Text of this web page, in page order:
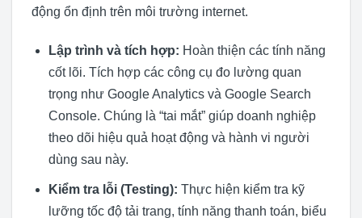
động ổn định trên môi trường internet.
Lập trình và tích hợp: Hoàn thiện các tính năng
cốt lõi. Tích hợp các công cụ đo lường quan
trọng như Google Analytics và Google Search
Console. Chúng là “tai mắt” giúp doanh nghiệp
theo dõi hiệu quả hoạt động và hành vi người
dùng sau này.
Kiểm tra lỗi (Testing): Thực hiện kiểm tra kỹ
lưỡng tốc độ tải trang, tính năng thanh toán, biểu